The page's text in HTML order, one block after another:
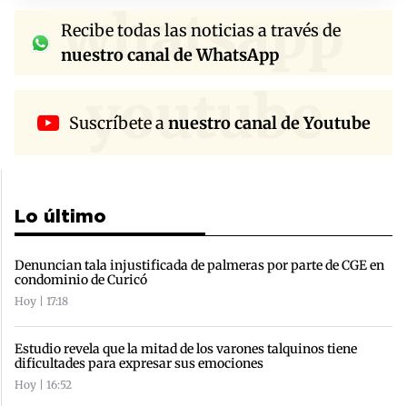
whatsapp
Recibe todas las noticias a través de
nuestro canal de WhatsApp
youtube
Suscríbete anuestro canal de Youtube
Lo último
Denuncian tala injustificada de palmeras por parte de CGE en
condominio de Curicó
Hoy | 17:18
Estudio revela que la mitad de los varones talquinos tiene
dificultades para expresar sus emociones
Hoy | 16:52